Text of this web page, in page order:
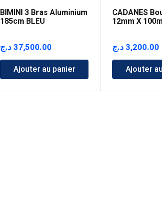
BIMINI 3 Bras Aluminium
185cm BLEU
37,500.00د.ج
Ajouter au panier
CADANES
12mm X
3,200.00د.ج
Ajouter